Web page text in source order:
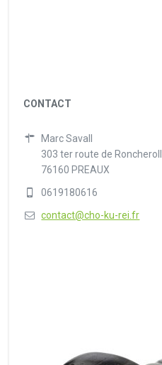
CONTACT
Marc Savall
303 ter route de
76160 PREAUX
0619180616
contact@cho-ku-rei.fr